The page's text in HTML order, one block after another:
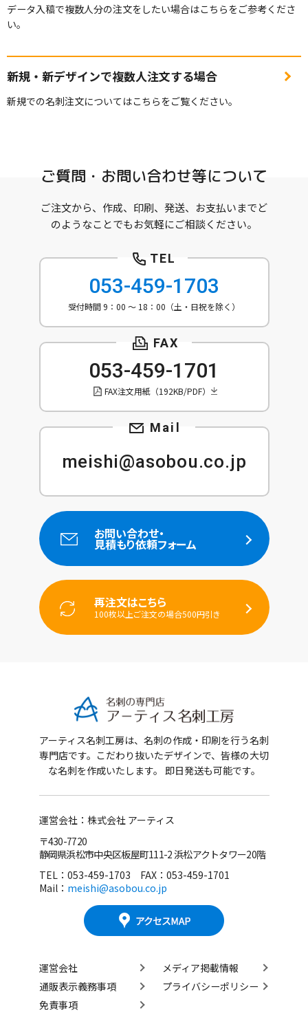
データ入稿で複数人分の注文をしたい場合はこちらをご参考くださ
い。
新規・新デザインで複数人注文する場合
新規での名刺注文についてはこちらをご覧ください。
ご質問・お問い合わせ等について
ご注文から、作成、印刷、発送、お支払いまでど
のようなことでもお気軽にご相談ください。
053-459-1703
受付時間 9：00 ～ 18：00（土・日祝を除く）
053-459-1701
FAX注文用紙（192KB/PDF）
meishi@asobou.co.jp
お問い合わせ・
見積もり依頼フォーム
再注文はこちら
100枚以上ご注文の場合500円引き
アーティス名刺工房は、名刺の作成・印刷を行う名刺
専門店です。 こだわり抜いたデザインで、皆様の大切
な名刺を作成いたします。 即日発送も可能です。
運営会社：株式会社 アーティス
〒430-7720
静岡県浜松市中央区板屋町111-2 浜松アクトタワー20階
TEL：053-459-1703 FAX：053-459-1701
Mail： meishi@asobou.co.jp
運営会社
メディア掲載情報
通販表示義務事項
プライバシーポリシー
免責事項